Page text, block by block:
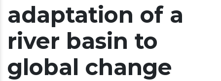
adaptation of a
river basin to
global change